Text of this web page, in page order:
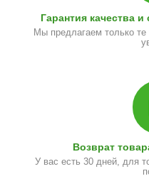
Гарантия качества
Мы предлагаем только
Возврат
У вас есть 30 дней, для